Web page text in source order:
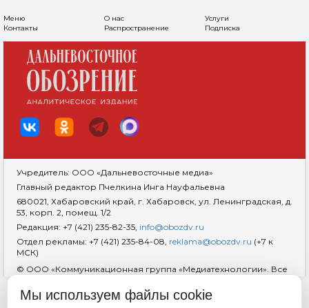
Меню О нас
Услуги
Контакты
Распространение Подписка
Учредитель: ООО «Дальневосточные медиа»
Главный редактор Пчелкина Инга Науфальевна
680021, Хабаровский край, г. Хабаровск, ул. Ленинградская, д.
53, корп. 2, помещ. 1/2
Редакция: +7 (421) 235-82-35, info@obozdv.ru
Отдел рекламы: +7 (421) 235-84-08, reklama@obozdv.ru (+7 к
МСК)
© ООО «Коммуникационная группа «Медиатехнологии». Все
гиперссылка на сайтdvobozrenie.ru обязательна.
Мы используем файлы cookie